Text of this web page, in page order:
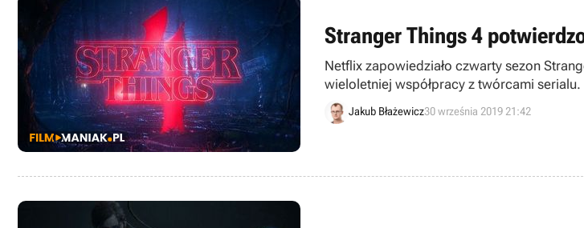
Stranger Things 4
Netflix zapowiedziało czwarty sezon
wieloletniej współpracy z twórcami serialu.
Jakub Błażewicz30 września 2019 21:42